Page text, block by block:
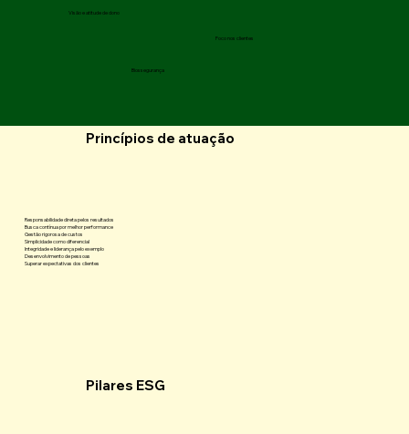
Biossegurança
Visão e atitude de dono
Foco nos clientes
Princípios de atuação
Responsabilidade direta pelos resultados
Busca contínua por melhor performance
Gestão rigorosa de custos
Simplicidade como diferencial
Integridade e liderança pelo exemplo
Desenvolvimento de pessoas
Superar expectativas dos clientes
Pilares ESG